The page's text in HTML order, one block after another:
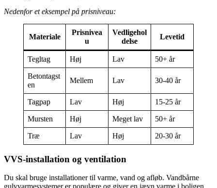
Nedenfor et eksempel på prisniveau:
Materiale
Prisnivea
u
Vedligehol
delse
Levetid
Tegltag Høj Lav 50+ år
Betontagst
en
Mellem Lav 30-40 år
Tagpap Lav Høj 15-25 år
Mursten Høj Meget lav 50+ år
Træ Lav Høj 20-30 år
VVS-installation og ventilation
Du skal bruge installationer til varme, vand og afløb. Vandbårne